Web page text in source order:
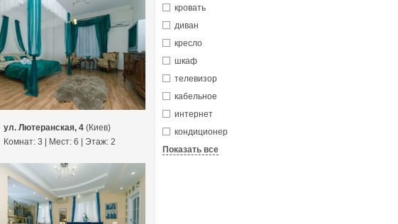
кровать
диван
кресло
шкаф
телевизор
кабельное
интернет
кондиционер
Показать все
ул. Лютеранская, 4 (Киев)
Комнат: 3 | Мест: 6 | Этаж: 2